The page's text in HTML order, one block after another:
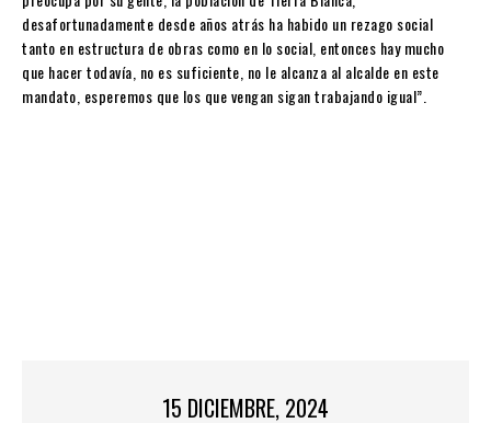
desafortunadamente desde años atrás ha habido un rezago social
tanto en estructura de obras como en lo social, entonces hay mucho
que hacer todavía, no es suficiente, no le alcanza al alcalde en este
mandato, esperemos que los que vengan sigan trabajando igual”.
15 DICIEMBRE, 2024